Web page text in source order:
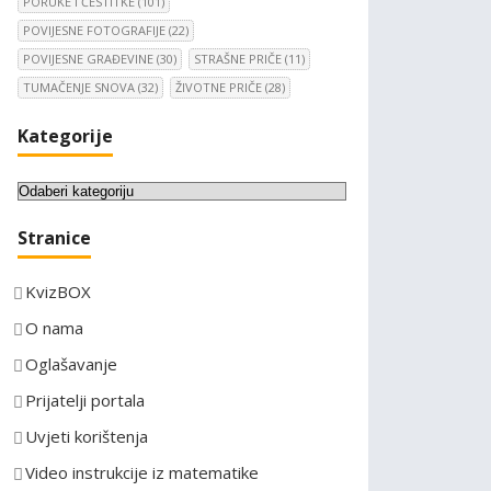
POVIJESNE FOTOGRAFIJE (22)
POVIJESNE GRAĐEVINE (30) STRAŠNE PRIČE (11)
TUMAČENJE SNOVA (32) ŽIVOTNE PRIČE (28)
Kategorije
K
t
g
o
i
j
e
Stranice
KvizBOX
O nama
Oglašavanje
Prijatelji portala
Uvjeti korištenja
Video instrukcije iz matematike